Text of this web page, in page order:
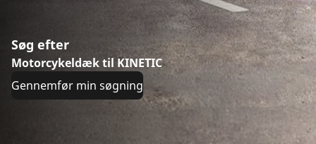
Søg efter
Motorcykeldæk til KINETIC
Gennemfør min søgning